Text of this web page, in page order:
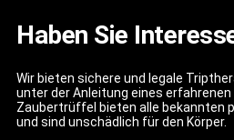
Haben Sie
Wir bieten sichere und legale
unter der Anleitung eines erfahrenen
Zaubertrüffel bieten alle bekannten
und sind unschädlich für den Körper.